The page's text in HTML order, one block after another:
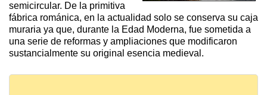
semicircular. De la primitiva
fábrica románica, en la actualidad solo se conserva su caja
muraria ya que, durante la Edad Moderna, fue sometida a
una serie de reformas y ampliaciones que modificaron
sustancialmente su original esencia medieval.